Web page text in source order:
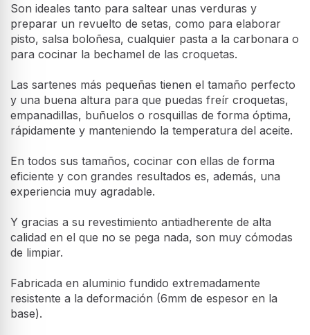
Son ideales tanto para saltear unas verduras y
preparar un revuelto de setas, como para elaborar
pisto, salsa boloñesa, cualquier pasta a la carbonara o
para cocinar la bechamel de las croquetas.
Las sartenes más pequeñas tienen el tamaño perfecto
y una buena altura para que puedas freír croquetas,
empanadillas, buñuelos o rosquillas de forma óptima,
rápidamente y manteniendo la temperatura del aceite.
En todos sus tamaños, cocinar con ellas de forma
eficiente y con grandes resultados es, además, una
experiencia muy agradable.
Y gracias a su revestimiento antiadherente de alta
calidad en el que no se pega nada, son muy cómodas
de limpiar.
Fabricada en aluminio fundido extremadamente
resistente a la deformación (6mm de espesor en la
base).